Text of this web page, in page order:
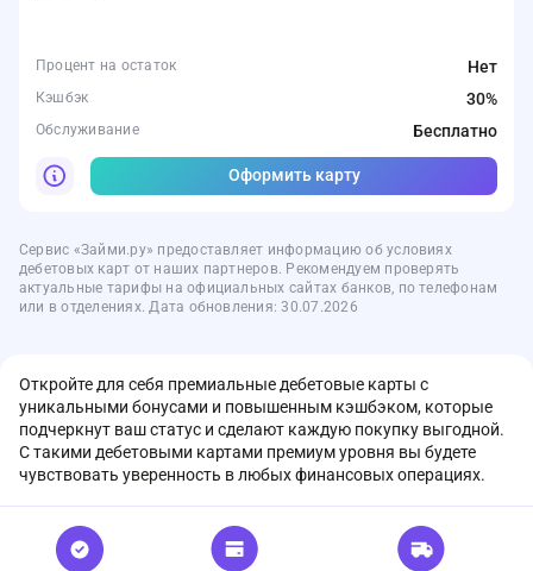
Процент на остаток Нет
Кэшбэк 30%
Обслуживание Бесплатно
Оформить карту
Сервис «Займи.ру» предоставляет информацию об условиях
дебетовых карт от наших партнеров. Рекомендуем проверять
актуальные тарифы на официальных сайтах банков, по телефонам
или в отделениях. Дата обновления: 30.07.2026
Откройте для себя премиальные дебетовые карты с
уникальными бонусами и повышенным кэшбэком, которые
подчеркнут ваш статус и сделают каждую покупку выгодной.
С такими дебетовыми картами премиум уровня вы будете
чувствовать уверенность в любых финансовых операциях.